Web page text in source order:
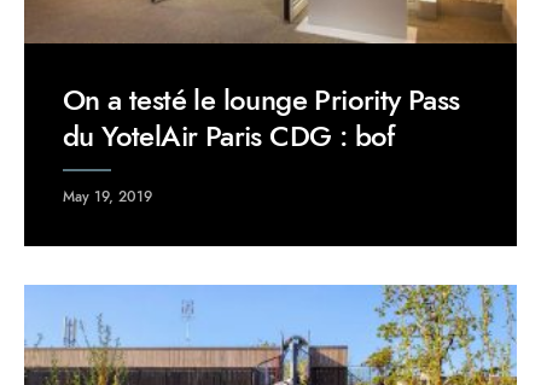
On a testé le lounge Priority Pass
du YotelAir Paris CDG : bof
May 19, 2019